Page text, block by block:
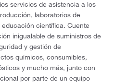
servicios de asistencia a los
laboratorios de
científica. Cuente
inigualable de suministros de
y gestión de
químicos, consumibles,
y mucho más, junto con
por parte de un equipo